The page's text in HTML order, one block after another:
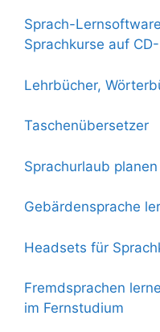
Sprach-Lernsoftware
Sprachkurse auf
Lehrbücher,
Taschenübersetzer
Sprachurlaub planen
Gebärdensprache
Headsets für
Fremdsprachen
im Fernstudium